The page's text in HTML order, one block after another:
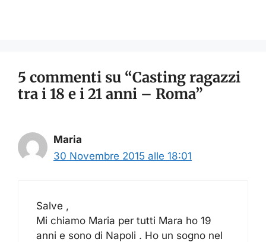
5 commenti su “Casting ragazzi
tra i 18 e i 21 anni – Roma”
Maria
30 Novembre 2015 alle 18:01
Salve ,
Mi chiamo Maria per tutti Mara ho 19
anni e sono di Napoli . Ho un sogno nel